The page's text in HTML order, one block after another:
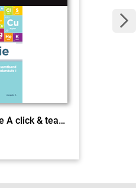
Chemie Ausgabe A click & teach Gesamtband EL